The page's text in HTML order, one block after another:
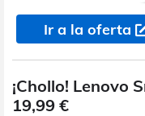
Ir a la oferta
¡Chollo! Lenovo
19,99 €